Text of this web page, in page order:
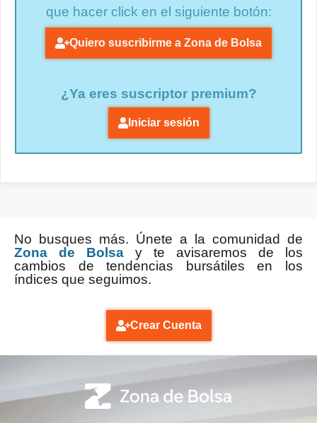
que hacer click en el siguiente botón:
Quiero suscribirme a Zona de Bolsa
¿Ya eres suscriptor premium?
Iniciar sesión
No busques más. Únete a la comunidad de
Zona de Bolsa y te avisaremos de los
cambios de tendencias bursátiles en los
índices que seguimos.
Crear Cuenta